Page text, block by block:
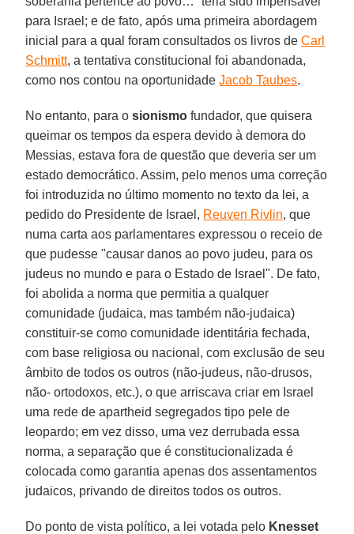
para Israel; e de fato, após uma primeira abordagem
inicial para a qual foram consultados os livros deCarl
Schmitt, a tentativa constitucional foi abandonada,
como nos contou na oportunidadeJacob Taubes.
No entanto, para osionismo fundador, que quisera
queimar os tempos da espera devido à demora do
Messias, estava fora de questão que deveria ser um
estado democrático. Assim, pelo menos uma correção
foi introduzida no último momento no texto da lei, a
pedido do Presidente de Israel, Reuven Rivlin, que
numa carta aos parlamentares expressou o receio de
que pudesse "causar danos ao povo judeu, para os
judeus no mundo e para o Estado de Israel". De fato,
foi abolida a norma que permitia a qualquer
comunidade (judaica, mas também não-judaica)
constituir-se como comunidade identitária fechada,
com base religiosa ou nacional, com exclusão de seu
âmbito de todos os outros (não-judeus, não-drusos,
não- ortodoxos, etc.), o que arriscava criar em Israel
uma rede de apartheid segregados tipo pele de
leopardo; em vez disso, uma vez derrubada essa
norma, a separação que é constitucionalizada é
colocada como garantia apenas dos assentamentos
judaicos, privando de direitos todos os outros.
Do ponto de vista político, a lei votada pelo Knesset